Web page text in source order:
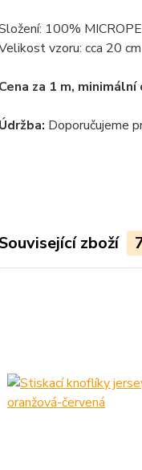
100%
vzoru: cca 20 cm
Cena za 1 m,
Údržba: Doporučujeme
zboží